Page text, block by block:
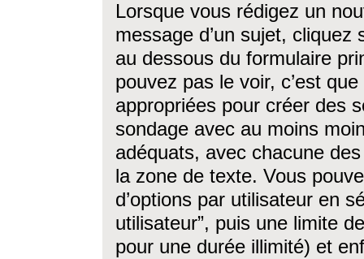
Lorsque vous rédigez un
message d’un sujet, cliquez
au dessous du formulaire
pouvez pas le voir, c’est
appropriées pour créer des
sondage avec au moins
adéquats, avec chacune
la zone de texte. Vous
d’options par utilisateur en
utilisateur”, puis une limite
pour une durée illimité) et